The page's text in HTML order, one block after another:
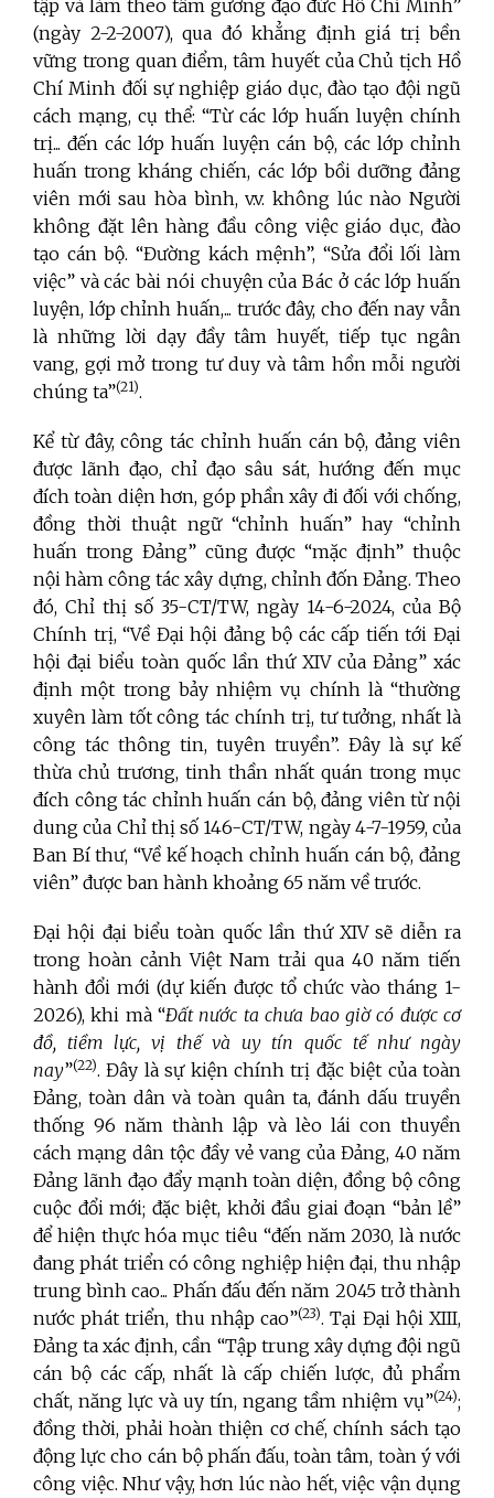
tập và làm theo tấm gương đạo đức Hồ Chí Minh”
(ngày 2-2-2007), qua đó khẳng định giá trị bền
vững trong quan điểm, tâm huyết của Chủ tịch Hồ
Chí Minh đối sự nghiệp giáo dục, đào tạo đội ngũ
cách mạng, cụ thể: “Từ các lớp huấn luyện chính
trị... đến các lớp huấn luyện cán bộ, các lớp chỉnh
huấn trong kháng chiến, các lớp bồi dưỡng đảng
viên mới sau hòa bình, v.v. không lúc nào Người
không đặt lên hàng đầu công việc giáo dục, đào
tạo cán bộ. “Đường kách mệnh”, “Sửa đổi lối làm
việc” và các bài nói chuyện của Bác ở các lớp huấn
luyện, lớp chỉnh huấn,... trước đây, cho đến nay vẫn
là những lời dạy đầy tâm huyết, tiếp tục ngân
vang, gợi mở trong tư duy và tâm hồn mỗi người
chúng ta”(21).
Kể từ đây, công tác chỉnh huấn cán bộ, đảng viên
được lãnh đạo, chỉ đạo sâu sát, hướng đến mục
đích toàn diện hơn, góp phần xây đi đối với chống,
đồng thời thuật ngữ “chỉnh huấn” hay “chỉnh
huấn trong Đảng” cũng được “mặc định” thuộc
nội hàm công tác xây dựng, chỉnh đốn Đảng. Theo
đó, Chỉ thị số 35-CT/TW, ngày 14-6-2024, của Bộ
Chính trị, “Về Đại hội đảng bộ các cấp tiến tới Đại
hội đại biểu toàn quốc lần thứ XIV của Đảng” xác
định một trong bảy nhiệm vụ chính là “thường
xuyên làm tốt công tác chính trị, tư tưởng, nhất là
công tác thông tin, tuyên truyền”. Đây là sự kế
thừa chủ trương, tinh thần nhất quán trong mục
đích công tác chỉnh huấn cán bộ, đảng viên từ nội
dung của Chỉ thị số 146-CT/TW, ngày 4-7-1959, của
Ban Bí thư, “Về kế hoạch chỉnh huấn cán bộ, đảng
viên” được ban hành khoảng 65 năm về trước.
Đại hội đại biểu toàn quốc lần thứ XIV sẽ diễn ra
trong hoàn cảnh Việt Nam trải qua 40 năm tiến
hành đổi mới (dự kiến được tổ chức vào tháng 1-
2026), khi mà “Đất nước ta chưa bao giờ có được cơ
đồ, tiềm lực, vị thế và uy tín quốc tế như ngày
nay”(22). Đây là sự kiện chính trị đặc biệt của toàn
Đảng, toàn dân và toàn quân ta, đánh dấu truyền
thống 96 năm thành lập và lèo lái con thuyền
cách mạng dân tộc đầy vẻ vang của Đảng, 40 năm
Đảng lãnh đạo đẩy mạnh toàn diện, đồng bộ công
cuộc đổi mới; đặc biệt, khởi đầu giai đoạn “bản lề”
để hiện thực hóa mục tiêu “đến năm 2030, là nước
đang phát triển có công nghiệp hiện đại, thu nhập
trung bình cao... Phấn đấu đến năm 2045 trở thành
nước phát triển, thu nhập cao”(23). Tại Đại hội XIII,
Đảng ta xác định, cần “Tập trung xây dựng đội ngũ
cán bộ các cấp, nhất là cấp chiến lược, đủ phẩm
chất, năng lực và uy tín, ngang tầm nhiệm vụ”(24);
đồng thời, phải hoàn thiện cơ chế, chính sách tạo
động lực cho cán bộ phấn đấu, toàn tâm, toàn ý với
công việc. Như vậy, hơn lúc nào hết, việc vận dụng